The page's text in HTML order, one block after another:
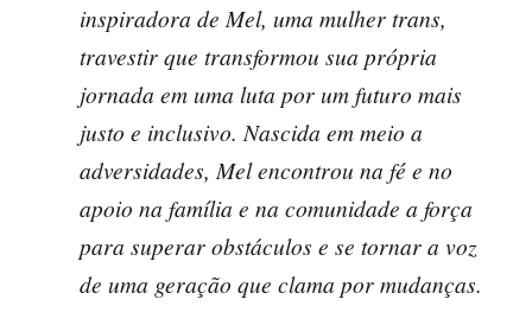
inspiradora de Mel, uma mulher trans,
travestir que transformou sua própria
jornada em uma luta por um futuro mais
justo e inclusivo. Nascida em meio a
adversidades, Mel encontrou na fé e no
apoio na família e na comunidade a força
para superar obstáculos e se tornar a voz
de uma geração que clama por mudanças.